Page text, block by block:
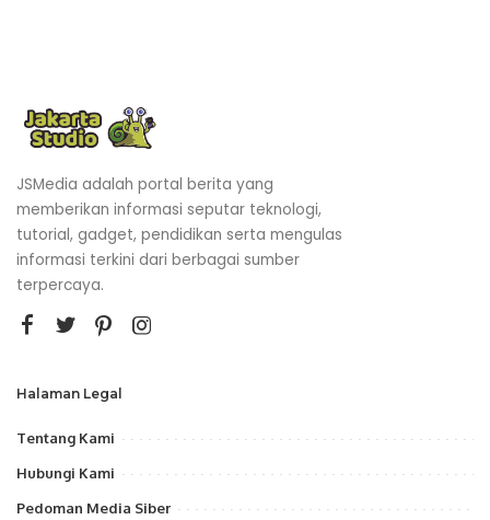
JSMedia adalah portal berita yang
memberikan informasi seputar teknologi,
tutorial, gadget, pendidikan serta mengulas
informasi terkini dari berbagai sumber
terpercaya.
Halaman Legal
Tentang Kami
Hubungi Kami
Pedoman Media Siber